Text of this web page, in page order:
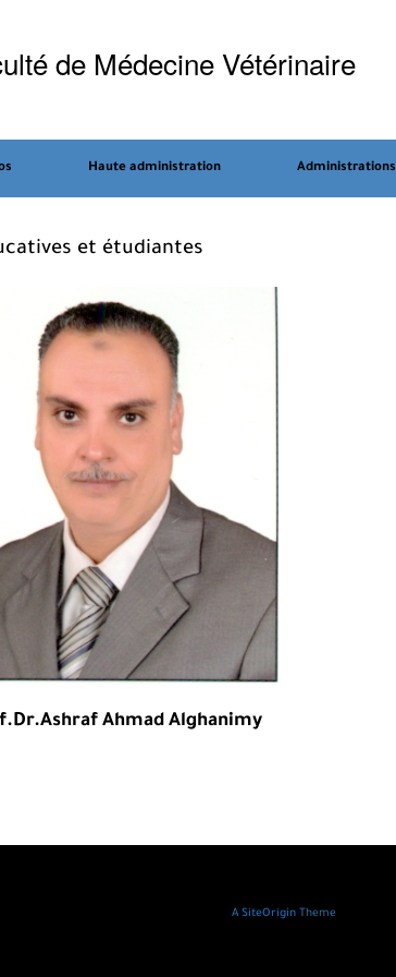
de Médecine Vétérinaire
Haute administration Administrations
et étudiantes
Ahmad Alghanimy
A SiteOrigin Theme